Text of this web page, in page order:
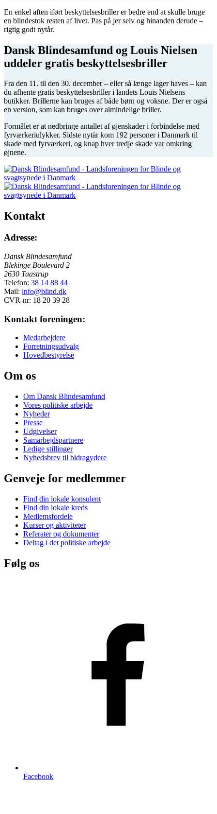
En enkel aften iført beskyttelsesbriller er bedre end at skulle bruge
en blindestok resten af livet. Pas på jer selv og hinanden derude –
rigtig godt nytår.
Dansk Blindesamfund og Louis Nielsen
uddeler gratis beskyttelsesbriller
Fra den 11. til den 30. december – eller så længe lager haves – kan
du afhente gratis beskyttelsesbriller i landets Louis Nielsens
butikker. Brillerne kan bruges af både børn og voksne. Der er også
en version, som kan bruges over almindelige briller.
Formålet er at nedbringe antallet af øjenskader i forbindelse med
fyrværkeriulykker. Sidste nytår kom 192 personer i Danmark til
skade med fyrværkeri, og knap hver tredje skade var omkring
øjnene.
Kontakt
Adresse:
Dansk Blindesamfund
Blekinge Boulevard 2
2630 Taastrup
Telefon: 38 14 88 44
Mail: info@blind.dk
CVR-nr: 18 20 39 28
Kontakt foreningen:
Medarbejdere
Forretningsudvalg
Hovedbestyrelse
Om os
Om Dansk Blindesamfund
Vores politiske arbejde
Nyheder
Presse
Udgivelser
Samarbejdspartnere
Ledige stillinger
Nyhedsbrev til bidragydere
Genveje for medlemmer
Find din lokale konsulent
Find din lokale kreds
Medlemsfordele
Kurser og aktiviteter
Referater og dokumenter
Deltag i det politiske arbejde
Følg os
Facebook